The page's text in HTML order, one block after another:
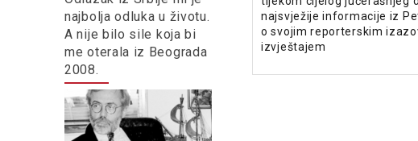
najbolja odluka u životu.
A nije bilo sile koja bi
me oterala iz Beograda
2008.
najsvježije informacije iz
o svojim reporterskim
izvještajem